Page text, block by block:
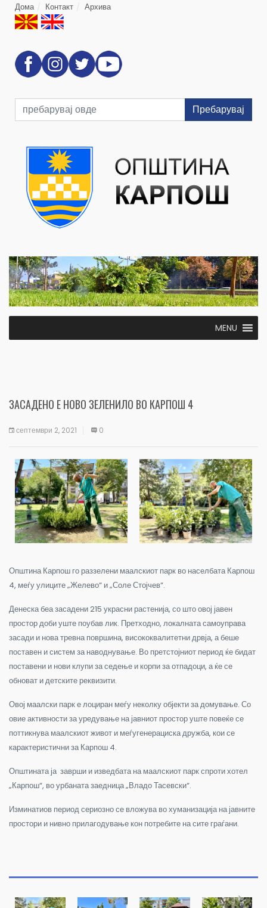
Дома Контакт Архива
Пребарувај
MENU
ЗАСАДЕНО Е НОВО ЗЕЛЕНИЛО ВО КАРПОШ 4
септември 2, 2021 0
Општина Карпош го раззелени маалскиот парк во населбата Карпош
4, меѓу улиците „Желево“ и „Соле Стојчев“.
Денеска беа засадени 215 украсни растенија, со што овој јавен
простор доби уште поубав лик. Претходно, локалната самоуправа
засади и нова тревна површина, висококвалитетни дрвја, а беше
поставен и систем за наводнување. Во претстојниот период ќе бидат
поставени и нови клупи за седење и корпи за отпадоци, а ќе се
обноват и детските реквизити.
Овој маалски парк е лоциран меѓу неколку објекти за домување. Со
овие активности за уредување на јавниот простор уште повеќе се
поттикнува маалскиот живот и меѓугенерациска дружба, кои се
карактеристични за Карпош 4.
Општината ја заврши и изведбата на маалскиот парк спроти хотел
„Карпош“, во урбаната заедница „Владо Тасевски“.
Изминатиов период сериозно се вложува во хуманизација на јавните
простори и нивно прилагодување кон потребите на сите граѓани.